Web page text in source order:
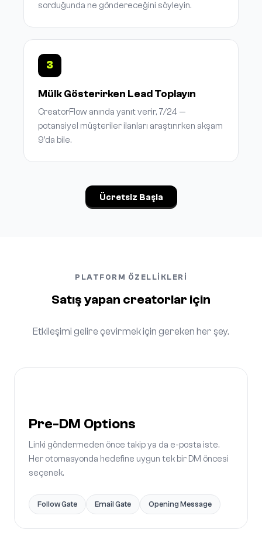
sorduğunda ne göndereceğini söyleyin.
3
Mülk Gösterirken Lead Toplayın
CreatorFlow anında yanıt verir, 7/24 —
potansiyel müşteriler ilanları araştırırken akşam
9'da bile.
Ücretsiz Başla
PLATFORM ÖZELLIKLERI
Satış yapan creatorlar için
Etkileşimi gelire çevirmek için gereken her şey.
Pre-DM Options
Linki göndermeden önce takip ya da e-posta iste.
Her otomasyonda hedefine uygun tek bir DM öncesi
seçenek.
Follow Gate Email Gate Opening Message